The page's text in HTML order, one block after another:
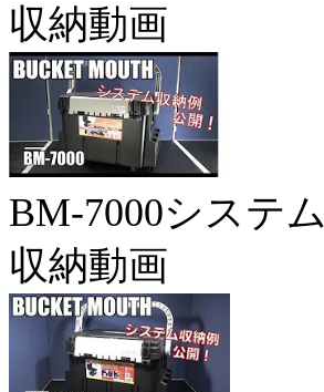
収納動画
BM-7000システム
収納動画